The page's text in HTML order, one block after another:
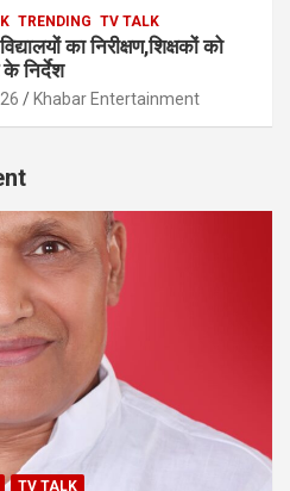
TRENDING TV TALK
का निरीक्षण,शिक्षकों को
के निर्देश
Khabar Entertainment
TV TALK